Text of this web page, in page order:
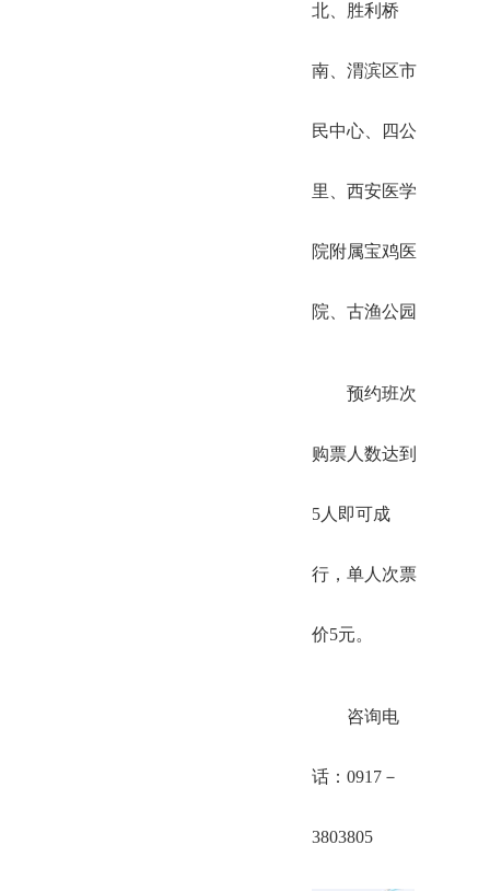
北、胜利桥
南、渭滨区市
民中心、四公
里、西安医学
院附属宝鸡医
院、古渔公园
预约班次
购票人数达到
5人即可成
行，单人次票
价5元。
咨询电
话：0917－
3803805